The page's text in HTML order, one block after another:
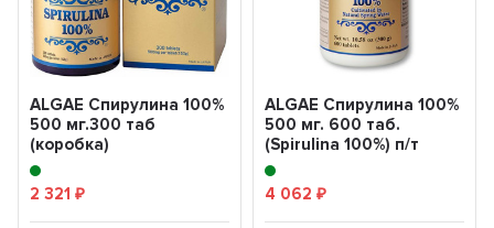
ALGAE Спирулина 100%
500 мг.300 таб
(коробка)
2 321₽
ALGAE Спирулина 100%
500 мг. 600 таб.
(Spirulina 100%) п/т
банка
4 062 ₽